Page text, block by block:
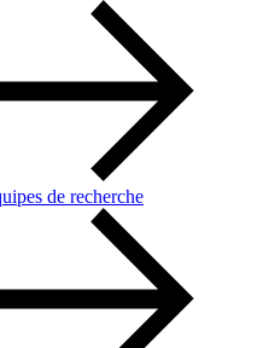
de recherche